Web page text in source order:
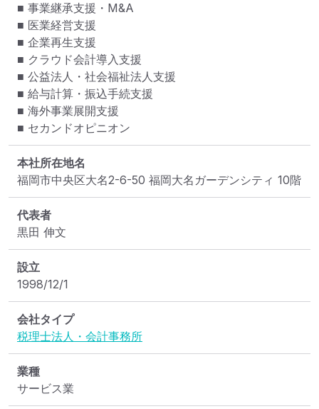
■ 事業継承支援・M&A
■ 医業経営支援
■ 企業再生支援
■ クラウド会計導入支援
■ 公益法人・社会福祉法人支援
■ 給与計算・振込手続支援
■ 海外事業展開支援
■ セカンドオピニオン
本社所在地名
福岡市中央区大名2-6-50 福岡大名ガーデンシティ 10階
代表者
黒田 伸文
設立
1998/12/1
会社タイプ
税理士法人・会計事務所
業種
サービス業